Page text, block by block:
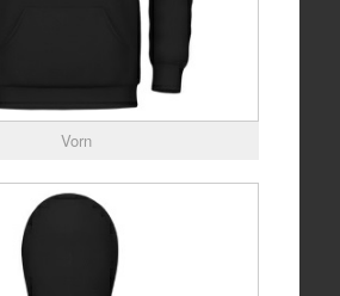
Vorn